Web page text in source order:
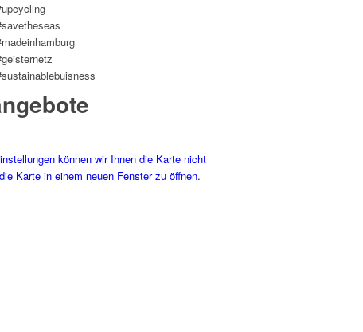
können wir Ihnen die Karte nicht
Karte in einem neuen Fenster zu öffnen.